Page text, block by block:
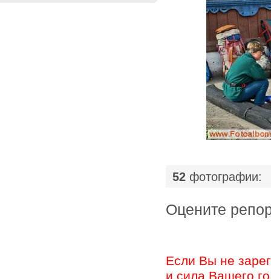
52 фотографии:
Оцените
Если Вы не
и сила Вашего